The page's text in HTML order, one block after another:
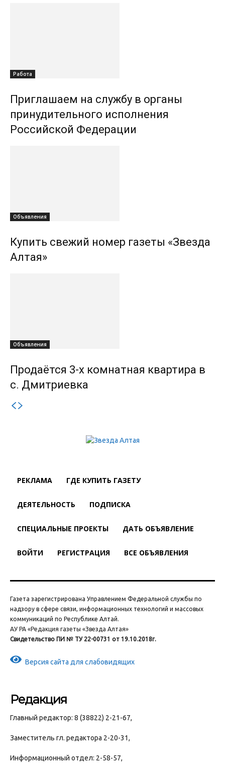
Работа
Приглашаем на службу в органы
принудительного исполнения
Российской Федерации
Объявления
Купить свежий номер газеты «Звезда
Алтая»
Объявления
Продаётся 3-х комнатная квартира в
с. Дмитриевка
РЕКЛАМА ГДЕ КУПИТЬ ГАЗЕТУ
ДЕЯТЕЛЬНОСТЬ ПОДПИСКА
СПЕЦИАЛЬНЫЕ ПРОЕКТЫ ДАТЬ ОБЪЯВЛЕНИЕ
ВОЙТИ РЕГИСТРАЦИЯ ВСЕ ОБЪЯВЛЕНИЯ
Газета зарегистрирована Управлением Федеральной службы по
надзору в сфере связи, информационных технологий и массовых
коммуникаций по Республике Алтай.
АУ РА «Редакция газеты «Звезда Алтая»
Свидетельство ПИ № ТУ 22-00731 от 19.10.2018г.
Версия сайта для слабовидящих
Редакция
Главный редактор: 8 (38822) 2-21-67,
Заместитель гл. редактора 2-20-31,
Информационный отдел: 2-58-57,